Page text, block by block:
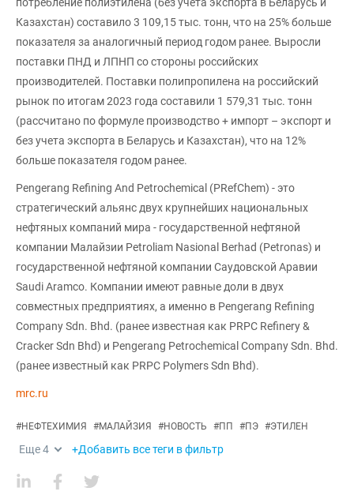
Казахстан) составило 3 109,15 тыс. тонн, что на 25% больше
показателя за аналогичный период годом ранее. Выросли
поставки ПНД и ЛПНП со стороны российских
производителей. Поставки полипропилена на российский
рынок по итогам 2023 года составили 1 579,31 тыс. тонн
(рассчитано по формуле производство + импорт – экспорт и
без учета экспорта в Беларусь и Казахстан), что на 12%
больше показателя годом ранее.
Pengerang Refining And Petrochemical (PRefChem) - это
стратегический альянс двух крупнейших национальных
нефтяных компаний мира - государственной нефтяной
компании Малайзии Petroliam Nasional Berhad (Petronas) и
государственной нефтяной компании Саудовской Аравии
Saudi Aramco. Компании имеют равные доли в двух
совместных предприятиях, а именно в Pengerang Refining
Company Sdn. Bhd. (ранее известная как PRPC Refinery &
Cracker Sdn Bhd) и Pengerang Petrochemical Company Sdn. Bhd.
(ранее известный как PRPC Polymers Sdn Bhd).
mrc.ru
#НЕФТЕХИМИЯ #МАЛАЙЗИЯ #НОВОСТЬ #ПП #ПЭ #ЭТИЛЕН
Еще4 +Добавить все теги в фильтр